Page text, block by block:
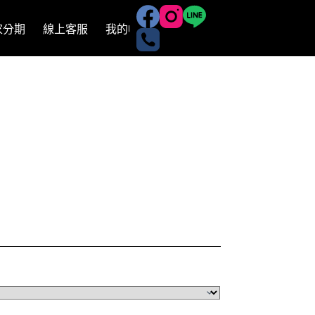
分期 線上客服 我的帳號